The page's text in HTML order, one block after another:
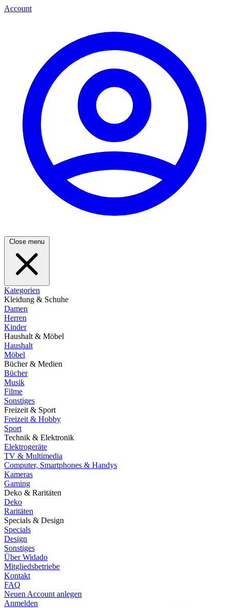
Account
Close menu
Kategorien
Kleidung & Schuhe
Damen
Herren
Kinder
Haushalt & Möbel
Haushalt
Möbel
Bücher & Medien
Bücher
Musik
Filme
Sonstiges
Freizeit & Sport
Freizeit & Hobby
Sport
Technik & Elektronik
Elektrogeräte
TV & Multimedia
Computer, Smartphones & Handys
Kameras
Gaming
Deko & Raritäten
Deko
Raritäten
Specials & Design
Specials
Design
Sonstiges
Über Widado
Mitgliedsbetriebe
Kontakt
FAQ
Neuen Account anlegen
Anmelden